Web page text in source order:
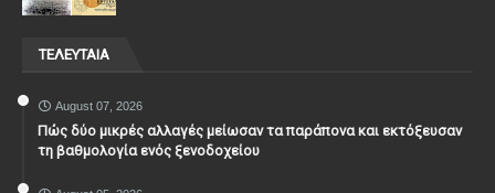
ΤΕΛΕΥΤΑΙΑ
August 07, 2026
Πώς δύο μικρές αλλαγές μείωσαν τα παράπονα και εκτόξευσαν
τη βαθμολογία ενός ξενοδοχείου